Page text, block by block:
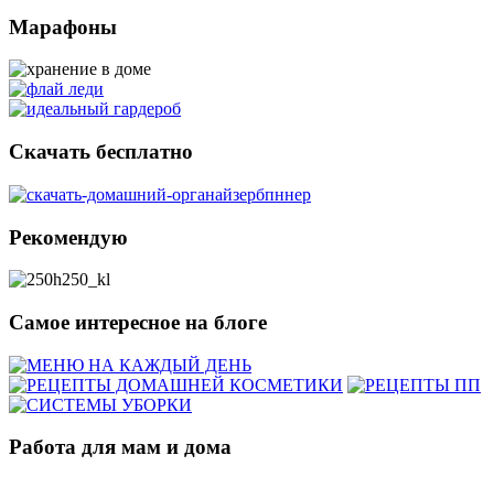
Марафоны
Скачать бесплатно
Рекомендую
Самое интересное на блоге
Работа для мам и дома